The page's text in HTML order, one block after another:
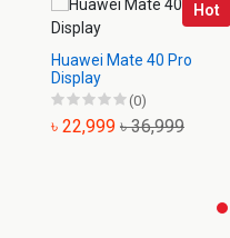
Hot
Huawei Mate 40 Pro
Display
(0)
৳ 22,999 ৳ 36,999